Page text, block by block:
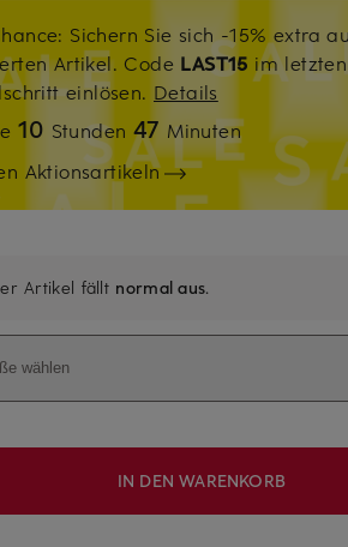
Sichern Sie sich -15% extra
Artikel. Code LAST15 im letzten
einlösen. Details
10 Stunden 47 Minuten
Aktionsartikeln
Artikel fällt normal aus.
wählen
IN DEN WARENKORB